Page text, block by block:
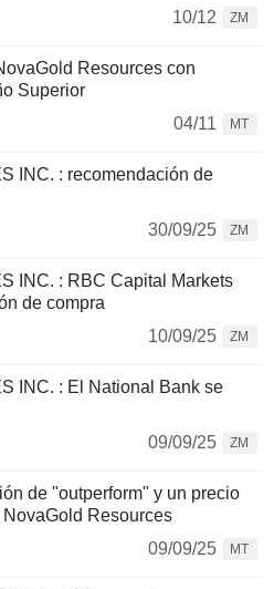
10/12
ZM
Resources con
Superior
04/11
MT
INC. : recomendación de
30/09/25
ZM
INC. : RBC Capital Markets
de compra
10/09/25
ZM
INC. : El National Bank se
09/09/25
ZM
de "outperform" y un precio
Resources
09/09/25
MT